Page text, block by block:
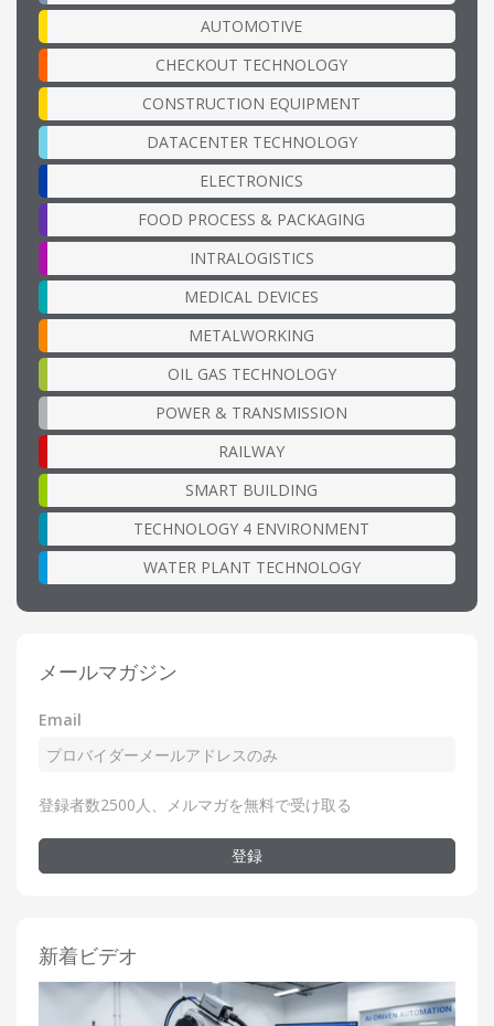
AUTOMOTIVE
CHECKOUT TECHNOLOGY
CONSTRUCTION EQUIPMENT
DATACENTER TECHNOLOGY
ELECTRONICS
FOOD PROCESS & PACKAGING
INTRALOGISTICS
MEDICAL DEVICES
METALWORKING
OIL GAS TECHNOLOGY
POWER & TRANSMISSION
RAILWAY
SMART BUILDING
TECHNOLOGY 4 ENVIRONMENT
WATER PLANT TECHNOLOGY
メールマガジン
Email
登録者数2500人、メルマガを無料で受け取る
登録
新着ビデオ